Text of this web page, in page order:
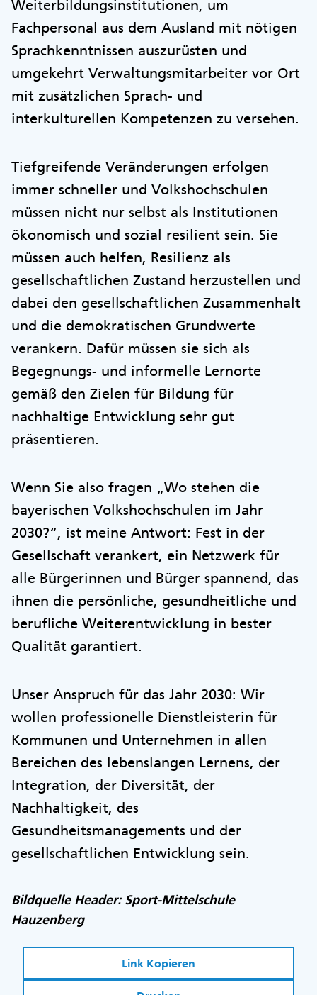
Weiterbildungsinstitutionen, um
Fachpersonal aus dem Ausland mit nötigen
Sprachkenntnissen auszurüsten und
umgekehrt Verwaltungsmitarbeiter vor Ort
mit zusätzlichen Sprach- und
interkulturellen Kompetenzen zu versehen.
Tiefgreifende Veränderungen erfolgen
immer schneller und Volkshochschulen
müssen nicht nur selbst als Institutionen
ökonomisch und sozial resilient sein. Sie
müssen auch helfen, Resilienz als
gesellschaftlichen Zustand herzustellen und
dabei den gesellschaftlichen Zusammenhalt
und die demokratischen Grundwerte
verankern. Dafür müssen sie sich als
Begegnungs- und informelle Lernorte
gemäß den Zielen für Bildung für
nachhaltige Entwicklung sehr gut
präsentieren.
Wenn Sie also fragen „Wo stehen die
bayerischen Volkshochschulen im Jahr
2030?“, ist meine Antwort: Fest in der
Gesellschaft verankert, ein Netzwerk für
alle Bürgerinnen und Bürger spannend, das
ihnen die persönliche, gesundheitliche und
berufliche Weiterentwicklung in bester
Qualität garantiert.
Unser Anspruch für das Jahr 2030: Wir
wollen professionelle Dienstleisterin für
Kommunen und Unternehmen in allen
Bereichen des lebenslangen Lernens, der
Integration, der Diversität, der
Nachhaltigkeit, des
Gesundheitsmanagements und der
gesellschaftlichen Entwicklung sein.
Bildquelle Header: Sport-Mittelschule
Hauzenberg
Link Kopieren